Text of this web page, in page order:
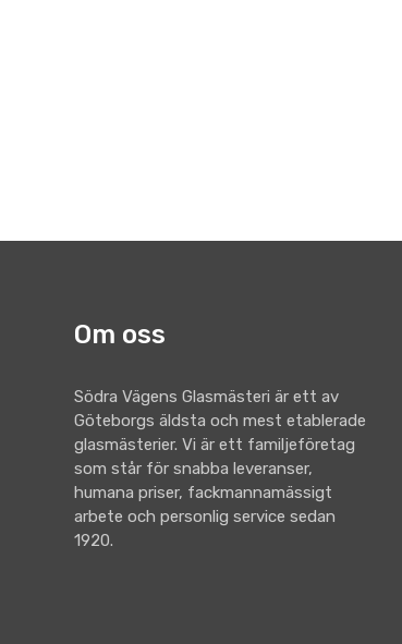
Om oss
Södra Vägens Glasmästeri är ett av
Göteborgs äldsta och mest etablerade
glasmästerier. Vi är ett familjeföretag
som står för snabba leveranser,
humana priser, fackmannamässigt
arbete och personlig service sedan
1920.